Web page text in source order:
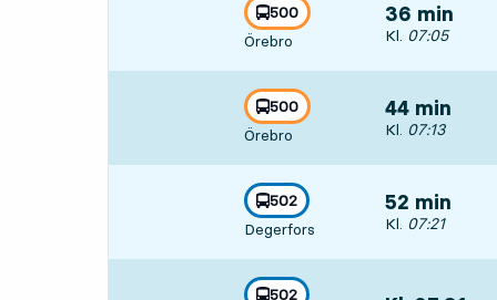
linje
500
mot
Örebro
,
36 min
Avgår, Kl.
Kl. 07:05
linje
500
mot
Örebro
,
44 min
Avgår, Kl.
Kl. 07:13
linje
502
mot
Degerfors
,
52 min
Avgår, Kl.
Kl. 07:21
linje
502